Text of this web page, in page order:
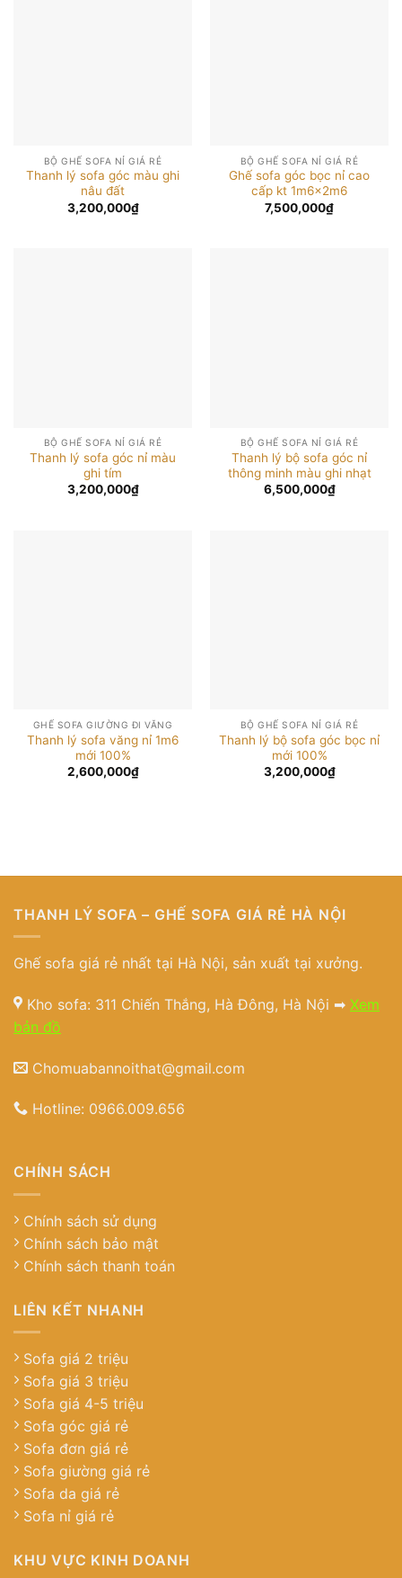
BỘ GHẾ SOFA NỈ GIÁ RẺ
Thanh lý sofa góc màu ghi
nâu đất
3,200,000₫
BỘ GHẾ SOFA NỈ GIÁ RẺ
Ghế sofa góc bọc nỉ cao
cấp kt 1m6x2m6
7,500,000₫
BỘ GHẾ SOFA NỈ GIÁ RẺ
Thanh lý sofa góc nỉ màu
ghi tím
3,200,000₫
BỘ GHẾ SOFA NỈ GIÁ RẺ
Thanh lý bộ sofa góc nỉ
thông minh màu ghi nhạt
6,500,000₫
GHẾ SOFA GIƯỜNG ĐI VĂNG
Thanh lý sofa văng nỉ 1m6
mới 100%
2,600,000₫
BỘ GHẾ SOFA NỈ GIÁ RẺ
Thanh lý bộ sofa góc bọc nỉ
mới 100%
3,200,000₫
THANH LÝ SOFA – GHẾ SOFA GIÁ RẺ HÀ NỘI
Ghế sofa giá rẻ nhất tại Hà Nội, sản xuất tại xưởng.
Kho sofa: 311 Chiến Thắng, Hà Đông, Hà Nội ➡ Xem
bản đồ
Chomuabannoithat@gmail.com
Hotline: 0966.009.656
CHÍNH SÁCH
Chính sách sử dụng
Chính sách bảo mật
Chính sách thanh toán
LIÊN KẾT NHANH
Sofa giá 2 triệu
Sofa giá 3 triệu
Sofa giá 4-5 triệu
Sofa góc giá rẻ
Sofa đơn giá rẻ
Sofa giường giá rẻ
Sofa da giá rẻ
Sofa nỉ giá rẻ
KHU VỰC KINH DOANH